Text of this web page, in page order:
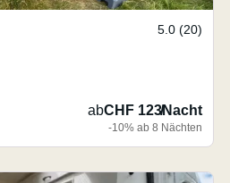
5.0 (20)
abCHF 123/Nacht
-10% ab 8 Nächten